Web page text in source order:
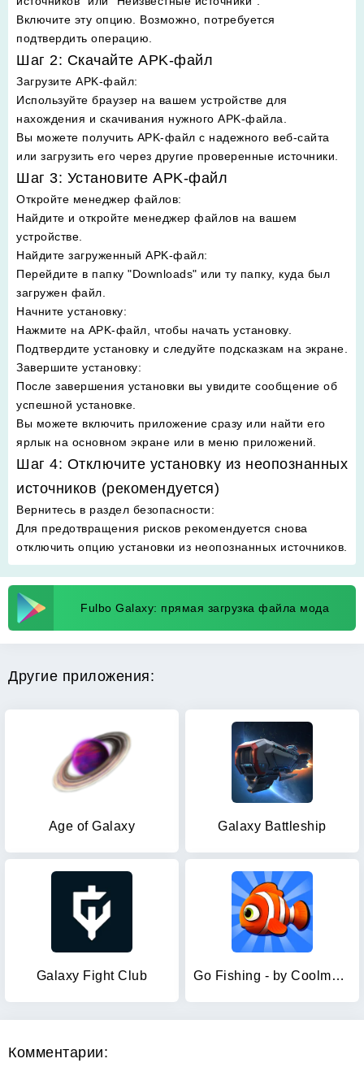
Включите эту опцию. Возможно, потребуется
подтвердить операцию.
Шаг 2: Скачайте APK-файл
Загрузите APK-файл:
Используйте браузер на вашем устройстве для
нахождения и скачивания нужного APK-файла.
Вы можете получить APK-файл с надежного веб-сайта
или загрузить его через другие проверенные источники.
Шаг 3: Установите APK-файл
Откройте менеджер файлов:
Найдите и откройте менеджер файлов на вашем
устройстве.
Найдите загруженный APK-файл:
Перейдите в папку "Downloads" или ту папку, куда был
загружен файл.
Начните установку:
Нажмите на APK-файл, чтобы начать установку.
Подтвердите установку и следуйте подсказкам на экране.
Завершите установку:
После завершения установки вы увидите сообщение об
успешной установке.
Вы можете включить приложение сразу или найти его
ярлык на основном экране или в меню приложений.
Шаг 4: Отключите установку из неопознанных
источников (рекомендуется)
Вернитесь в раздел безопасности:
Для предотвращения рисков рекомендуется снова
отключить опцию установки из неопознанных источников.
Fulbo Galaxy: прямая загрузка файла мода
Другие приложения:
Age of Galaxy Galaxy Battleship
Galaxy Fight Club Go Fishing - by Coolmath Games
Комментарии: